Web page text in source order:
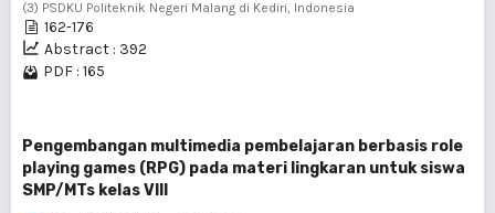
(3) PSDKU Politeknik Negeri Malang di Kediri, Indonesia
162-176
Abstract : 392
PDF : 165
Pengembangan multimedia pembelajaran berbasis role
playing games (RPG) pada materi lingkaran untuk siswa
SMP/MTs kelas VIII